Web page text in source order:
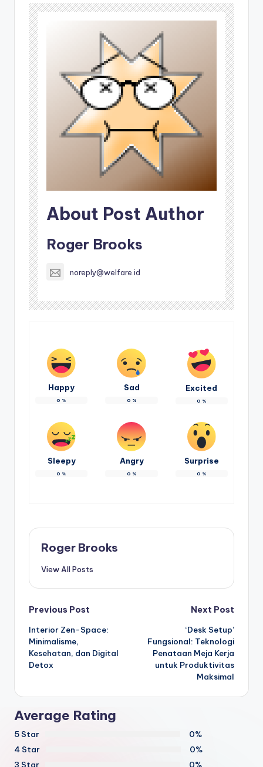
About Post Author
Roger Brooks
noreply@welfare.id
Happy
0 %
Sad
0 %
Excited
0 %
Sleepy
0 %
Angry
0 %
Surprise
0 %
Roger Brooks
View All Posts
Post
navigation
Previous Post
Interior Zen-Space:
Minimalisme,
Kesehatan, dan Digital
Detox
Next Post
‘Desk Setup’
Fungsional: Teknologi
Penataan Meja Kerja
untuk Produktivitas
Maksimal
Average Rating
5 Star
0%
4 Star
0%
3 Star
0%